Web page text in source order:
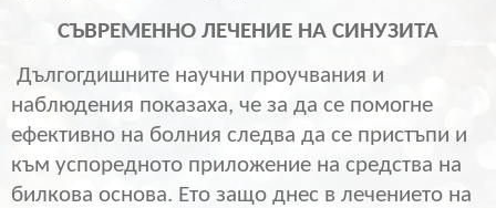
СЪВРЕМЕННО ЛЕЧЕНИЕ НА СИНУЗИТА
Дългогдишните научни проучвания и
наблюдения показаха, че за да се помогне
ефективно на болния следва да се пристъпи и
към успоредното приложение на средства на
билкова основа. Ето защо днес в лечението на